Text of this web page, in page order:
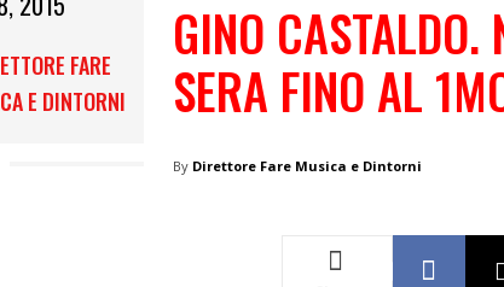
FARE
E DINTORNI
GINO CASTALDO.
SERA FINO AL
By Direttore Fare Musica e Dintorni